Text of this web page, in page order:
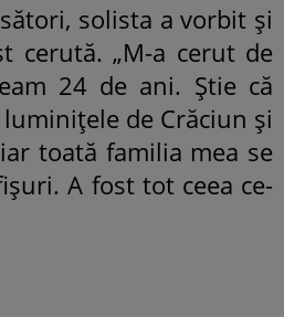
solista a vorbit și
cerută. „M-a cerut de
24 de ani. Știe că
de Crăciun și
toată familia mea se
A fost tot ceea ce-